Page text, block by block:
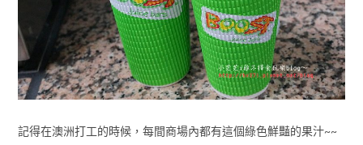
記得在澳洲打工的時候，每間商場內都有這個綠色鮮豔的果汁~~